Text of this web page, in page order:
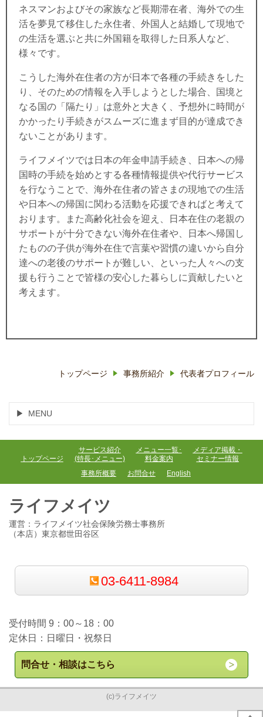
ネスマンおよびその家族など長期滞在者、海外での生
活を夢見て移住した永住者、外国人と結婚して現地で
の生活を選ぶと共に外国籍を取得した日系人など、
様々です。
こうした海外在住者の方が日本で各種の手続きをした
り、そのための情報を入手しようとした場合、国境と
なる国の「隔たり」は意外と大きく、予想外に時間が
かかったり手続きがスムーズに進まず目的が達成でき
ないことがあります。
ライフメイツでは日本の年金申請手続き、日本への帰
国時の手続を始めとする各種情報提供や代行サービス
を行なうことで、海外在住者の皆さまの現地での生活
や日本への帰国に関わる活動を応援できればと考えて
おります。また高齢化社会を迎え、日本在住の老親の
サポートが十分できない海外在住者や、日本へ帰国し
たものの子供が海外在住で言葉や習慣の違いから自分
達への老後のサポートが難しい、といった人々への支
援も行うことで皆様の安心した暮らしに貢献したいと
考えます。
トップページ 事務所紹介 代表者プロフィール
MENU
トップページ
サービス紹介
(特長･メニュー)
メニュー一覧･
料金案内
メディア掲載・
セミナー情報
事務所概要
お問合せ English
ライフメイツ
運営：ライフメイツ社会保険労務士事務所
（本店）東京都世田谷区
03-6411-8984
受付時間 9：00～18：00
定休日：日曜日・祝祭日
問合せ・相談はこちら
(c)ライフメイツ